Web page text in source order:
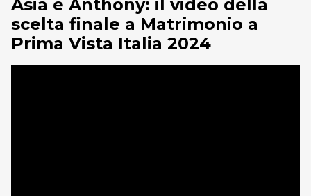
Asia e Anthony: il video della
scelta finale a Matrimonio a
Prima Vista Italia 2024